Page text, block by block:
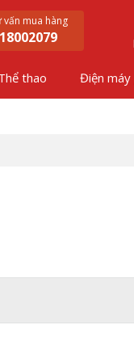
vấn mua hàng
18002079
thao Điện